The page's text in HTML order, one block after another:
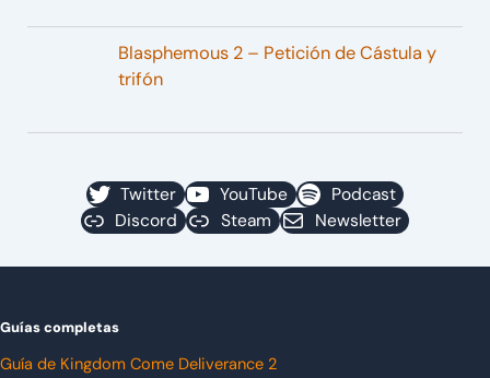
Blasphemous 2 – Petición de Cástula y
trifón
Twitter YouTube
Podcast
Discord
Steam Newsletter
Guías completas
Guía de Kingdom Come Deliverance 2